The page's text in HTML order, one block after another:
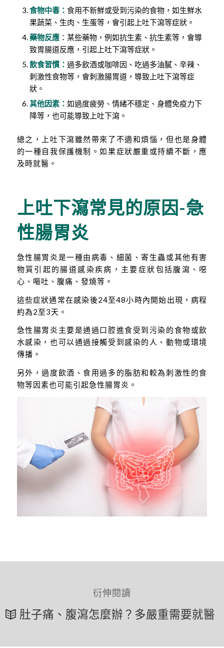
食物中毒： 食用不新鮮或受到污染的食物，如生鮮水
果蔬菜、生肉、生蛋等，會引起上吐下瀉等症狀。
藥物反應：某些藥物，例如抗生素、抗生素等，會導
致胃腸道反應，引起上吐下瀉等症狀。
飲食習慣： 過多飲酒或咖啡因、吃過多油膩、辛辣、
刺激性食物等，會刺激腸胃道，導致上吐下瀉等症
狀。
其他因素： 如過度疲勞、情緒不穩定、身體免疫力下
降等，也可能導致上吐下瀉。
總之，上吐下瀉雖然帶來了不適和煩惱，但也是身體
的一種自我保護機制。如果症狀嚴重或持續不斷，應
及時就醫。
上吐下瀉常見的原因-急
性腸胃炎
急性腸胃炎是一種由病毒、細菌、寄生蟲或其他有害
物質引起的腸道感染疾病，主要症狀包括腹瀉、噁
心、嘔吐、腹痛、發燒等。
這些症狀通常在感染後24至48小時內開始出現，病程
約為2至3天。
急性腸胃炎主要是通過口腔進食受到污染的食物或飲
水感染，也可以通過接觸受到感染的人、動物或環境
傳播。
另外，過度飲酒、食用過多的脂肪和較為刺激性的食
物等因素也可能引起急性腸胃炎。
衍伸閱讀
肚子痛、腹瀉怎麼辦？多嚴重需要就醫